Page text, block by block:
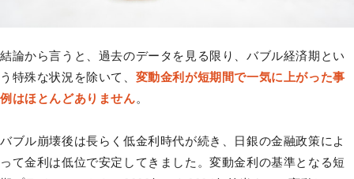
結論から言うと、過去のデータを見る限り、バブル経済期とい
う特殊な状況を除いて、 変動金利が短期間で一気に上がった事
例はほとんどありません。
バブル崩壊後は長らく低金利時代が続き、日銀の金融政策によ
って金利は低位で安定してきました。変動金利の基準となる短